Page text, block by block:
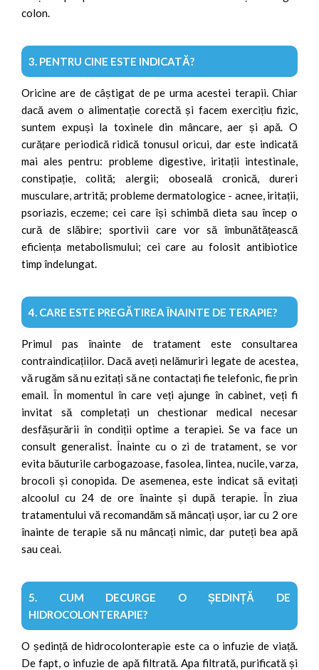
colon.
3. PENTRU CINE ESTE INDICATĂ?
Oricine are de câștigat de pe urma acestei terapii. Chiar
dacă avem o alimentație corectă și facem exercițiu fizic,
suntem expuși la toxinele din mâncare, aer și apă. O
curățare periodică ridică tonusul oricui, dar este indicată
mai ales pentru: probleme digestive, iritații intestinale,
constipație, colită; alergii; oboseală cronică, dureri
musculare, artrită; probleme dermatologice - acnee, iritații,
psoriazis, eczeme; cei care își schimbă dieta sau încep o
cură de slăbire; sportivii care vor să îmbunătățească
eficiența metabolismului; cei care au folosit antibiotice
timp îndelungat.
4. CARE ESTE PREGĂTIREA ÎNAINTE DE TERAPIE?
Primul pas înainte de tratament este consultarea
contraindicațiilor. Dacă aveți nelămuriri legate de acestea,
vă rugăm să nu ezitați să ne contactați fie telefonic, fie prin
email. În momentul în care veți ajunge în cabinet, veți fi
invitat să completați un chestionar medical necesar
desfășurării în condiții optime a terapiei. Se va face un
consult generalist. Înainte cu o zi de tratament, se vor
evita băuturile carbogazoase, fasolea, lintea, nucile, varza,
brocoli și conopida. De asemenea, este indicat să evitați
alcoolul cu 24 de ore înainte și după terapie. În ziua
tratamentului vă recomandăm să mâncați ușor, iar cu 2 ore
înainte de terapie să nu mâncați nimic, dar puteți bea apă
sau ceai.
5. CUM DECURGE O ȘEDINȚĂ DE
HIDROCOLONTERAPIE?
O ședință de hidrocolonterapie este ca o infuzie de viață.
De fapt, o infuzie de apă filtrată. Apa filtrată, purificată și